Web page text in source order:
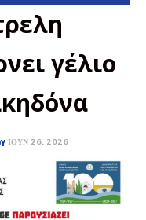
γέλιο
ΙΟΎΝ 26, 2026